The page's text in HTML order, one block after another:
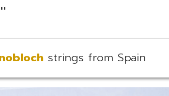
strings from Spain